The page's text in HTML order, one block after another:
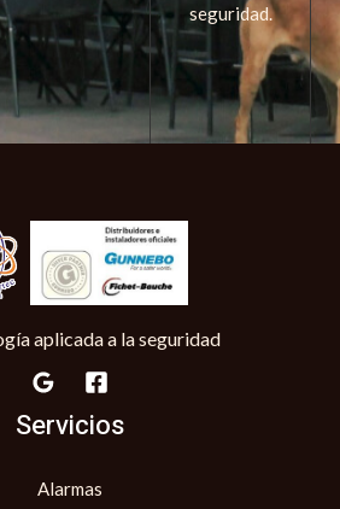
seguridad.
aplicada a la seguridad
Servicios
Alarmas